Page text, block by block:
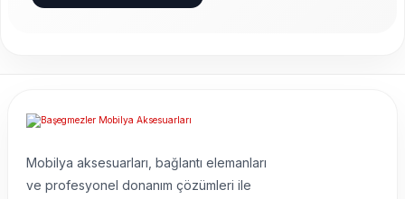
Mobilya aksesuarları, bağlantı elemanları
ve profesyonel donanım çözümleri ile